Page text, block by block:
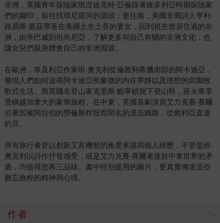
非洲，英國青年探險家班涅迪克特‧亞倫踩著維多利亞時期探險家
們的腳印，前往找尋尼羅河的源頭；更往南，美國非裔詩人亨利‧
路易斯‧蓋茲帶著在美國土生土長的妻女，回到祖先曾居住過的非
洲，由辛巴威到坦尚尼亞，了解更多與自己有關的非洲文化，也
讓女兒們親身體會自己的非洲淵源。
在歐洲，奈及利亞作家班‧奧克利從倫敦到希臘南部的阿卡迪亞，
發現人們如何追尋阿卡迪亞所象徵的內在寧靜以及理想的田園牧
歌式生活。而英國名登山家克里斯‧鮑寧頓脫下登山鞋，搭火車享
受橫越加拿大的豪華旅程。在中東，英國喜劇演員艾力克賽‧賽爾
沿著因被阿拉伯的勞倫斯炸毀而聞名的漢志鐵路，從敘利亞直達
約旦。
所有旅行者皆以創新又富機智的角度來描寫個人經歷，不管是班‧
奧克利以詩作抒發感受，或是艾力克賽‧賽爾著迷於中東世界的矛
盾，均值得您再三品味。書中特別援用的圖片，更真實傳達這些
難忘旅程的精神與心境。
作者